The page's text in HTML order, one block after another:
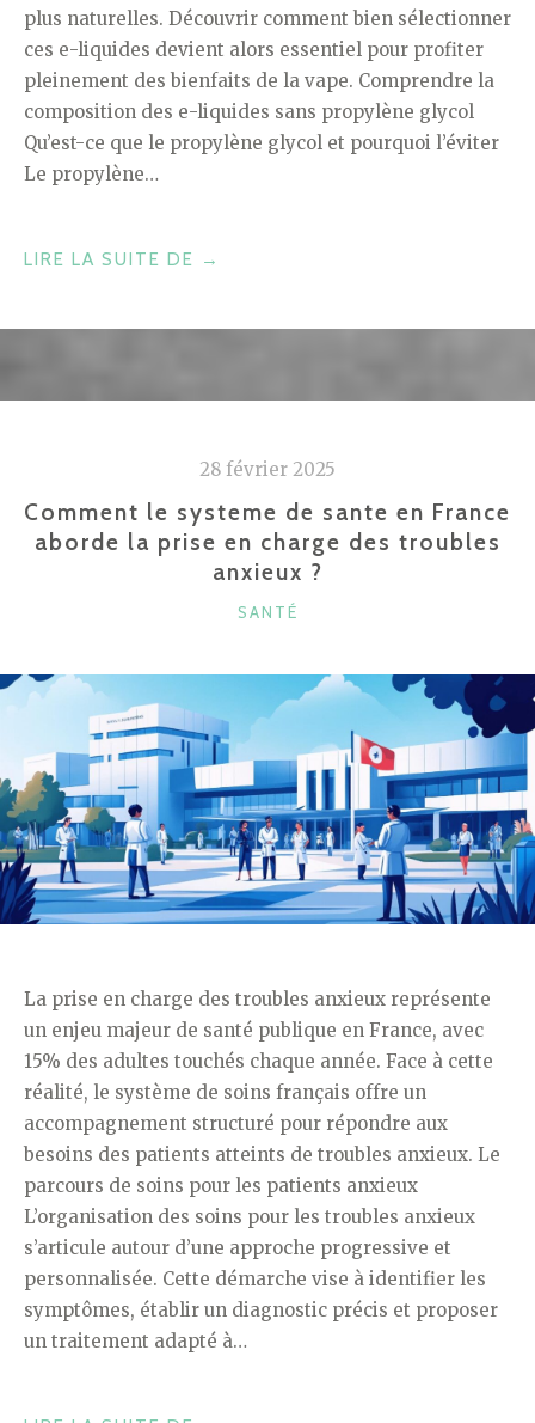
plus naturelles. Découvrir comment bien sélectionner
ces e-liquides devient alors essentiel pour profiter
pleinement des bienfaits de la vape. Comprendre la
composition des e-liquides sans propylène glycol
Qu’est-ce que le propylène glycol et pourquoi l’éviter
Le propylène…
LIRE LA SUITE DE « COMMENT
GLYCOL
? »
→
28 février 2025
Comment le systeme de sante en France
aborde la prise en charge des troubles
anxieux ?
CATÉGORIES
SANTÉ
La prise en charge des troubles anxieux représente
un enjeu majeur de santé publique en France, avec
15% des adultes touchés chaque année. Face à cette
réalité, le système de soins français offre un
accompagnement structuré pour répondre aux
besoins des patients atteints de troubles anxieux. Le
parcours de soins pour les patients anxieux
L’organisation des soins pour les troubles anxieux
s’articule autour d’une approche progressive et
personnalisée. Cette démarche vise à identifier les
symptômes, établir un diagnostic précis et proposer
un traitement adapté à…